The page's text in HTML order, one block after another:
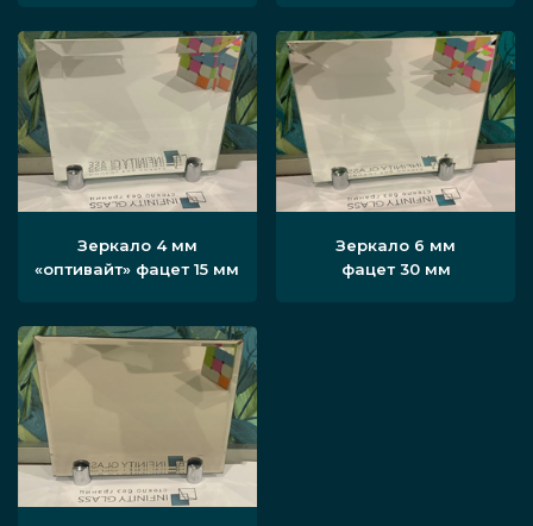
Зеркало 4 мм
«оптивайт» фацет 15 мм
Зеркало 6 мм
фацет 30 мм